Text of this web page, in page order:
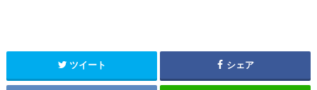
ツイート シェア